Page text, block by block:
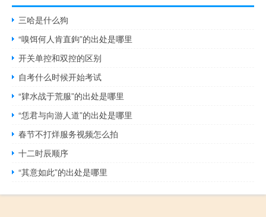
三哈是什么狗
“嗅饵何人肯直鉤”的出处是哪里
开关单控和双控的区别
自考什么时候开始考试
“肄水战于荒服”的出处是哪里
“恁君与向游人道”的出处是哪里
春节不打烊服务视频怎么拍
十二时辰顺序
“其意如此”的出处是哪里